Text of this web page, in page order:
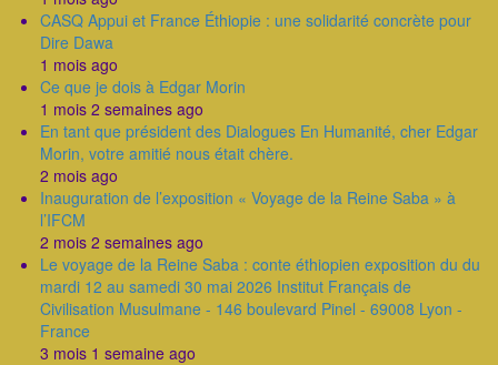
CASQ Appui et France Éthiopie : une solidarité concrète pour
Dire Dawa
1 mois ago
Ce que je dois à Edgar Morin
1 mois 2 semaines ago
En tant que président des Dialogues En Humanité, cher Edgar
Morin, votre amitié nous était chère.
2 mois ago
Inauguration de l’exposition « Voyage de la Reine Saba » à
l’IFCM
2 mois 2 semaines ago
Le voyage de la Reine Saba : conte éthiopien exposition du du
mardi 12 au samedi 30 mai 2026 Institut Français de
Civilisation Musulmane - 146 boulevard Pinel - 69008 Lyon -
France
3 mois 1 semaine ago